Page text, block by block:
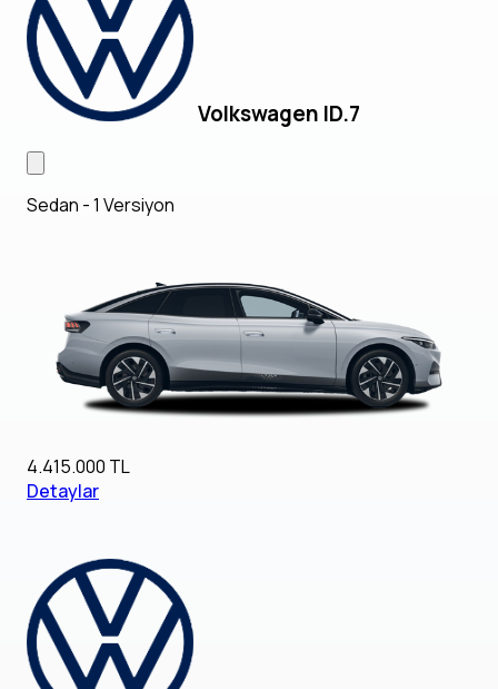
Volkswagen ID.7
Sedan - 1 Versiyon
4.415.000 TL
Detaylar